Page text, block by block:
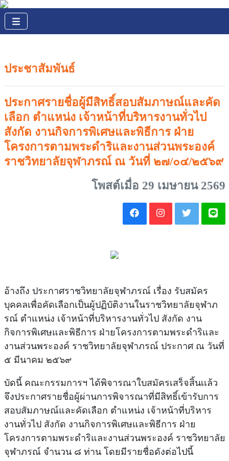
ประชาสัมพันธ์
ประกาศรายชื่อผู้มีสิทธิ์สอบสัมภาษณ์และคัด
เลือก ตำแหน่ง เจ้าหน้าที่บริหารงานทั่วไป
สังกัด งานกิจการพิเศษและพิธีการ ฝ่าย
โครงการตามพระดำริและงานส่วนพระองค์
ราชวิทยาลัยจุฬาภรณ์ ณ วันที่ ๒๗/๐๔/๒๕๖๙
โพสต์เมื่อ 29 เมษายน 2569
อ้างถึง ประกาศราชวิทยาลัยจุฬาภรณ์ เรื่อง รับสมัคร
บุคคลเพื่อคัดเลือกเป็นผู้ปฏิบัติงานในราชวิทยาลัยจุฬาภ
รณ์ ตำแหน่ง เจ้าหน้าที่บริหารงานทั่วไป สังกัด งาน
กิจการพิเศษและพิธีการ ฝ่ายโครงการตามพระดำริและ
งานส่วนพระองค์ ราชวิทยาลัยจุฬาภรณ์ ประกาศ ณ วันที่
๕ มีนาคม ๒๕๖๙
บัดนี้ คณะกรรมการฯ ได้พิจารณาใบสมัครเสร็จสิ้นเเล้ว
จึงประกาศรายชื่อผู้ผ่านการพิจารณาที่มีสิทธิ์เข้ารับการ
สอบสัมภาษณ์และคัดเลือก ตำแหน่ง เจ้าหน้าที่บริหาร
งานทั่วไป สังกัด งานกิจการพิเศษและพิธีการ ฝ่าย
โครงการตามพระดำริและงานส่วนพระองค์ ราชวิทยาลัย
จุฬาภรณ์ จำนวน ๘ ท่าน โดยมีรายชื่อดังต่อไปนี้